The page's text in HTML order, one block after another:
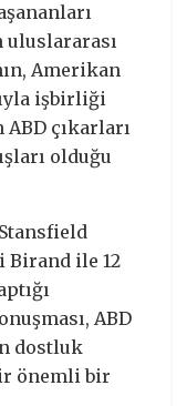
uluslararası
Amerikan
işbirliği
çıkarları
olduğu
Birand ile 12
ABD
dostluk
önemli bir